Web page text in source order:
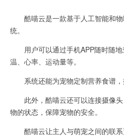
酷喵云是一款基于人工智能和物
统。
用户可以通过手机APP随时随地
温、心率、运动量等。
系统还能为宠物定制营养食谱，
此外，酷喵云还可以连接摄像头
物的状态，保障宠物的安全。
酷喵云让主人与萌宠之间的联系